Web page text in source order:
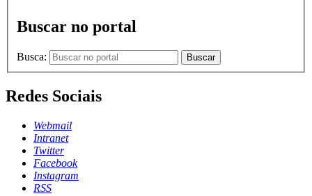
Buscar no portal
Busca: Buscar
Redes Sociais
Webmail
Intranet
Twitter
Facebook
Instagram
RSS